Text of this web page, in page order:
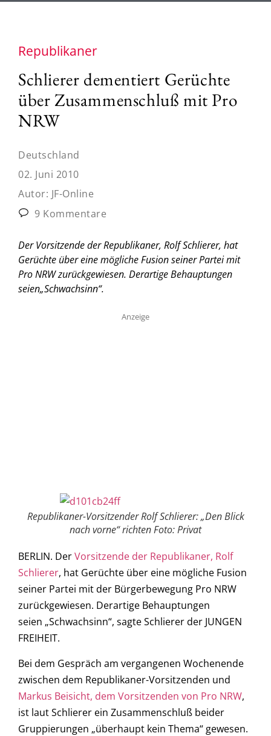
Republikaner
Schlierer dementiert Gerüchte
über Zusammenschluß mit Pro
NRW
Deutschland
02. Juni 2010
Autor: JF-Online
9 Kommentare
Der Vorsitzende der Republikaner, Rolf Schlierer, hat
Gerüchte über eine mögliche Fusion seiner Partei mit
Pro NRW zurückgewiesen. Derartige Behauptungen
seien„Schwachsinn“.
Anzeige
Republikaner-Vorsitzender Rolf Schlierer: „Den Blick
nach vorne“ richten Foto: Privat
BERLIN. DerVorsitzende der Republikaner, Rolf
Schlierer, hat Gerüchte über eine mögliche Fusion
seiner Partei mit der Bürgerbewegung Pro NRW
zurückgewiesen. Derartige Behauptungen
seien „Schwachsinn“, sagte Schlierer der JUNGEN
FREIHEIT.
Bei dem Gespräch am vergangenen Wochenende
zwischen dem Republikaner-Vorsitzenden und
Markus Beisicht, dem Vorsitzenden von Pro NRW,
ist laut Schlierer ein Zusammenschluß beider
Gruppierungen „überhaupt kein Thema“ gewesen.